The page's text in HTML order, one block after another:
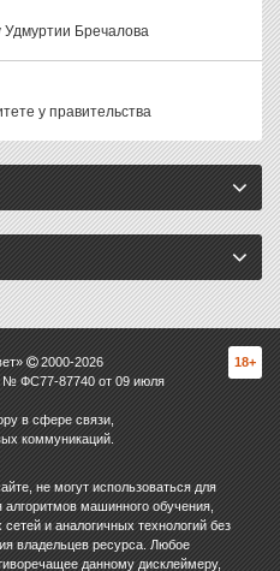
Удмуртии Бречалова
у правительства
2000-2026
№ ФС77-87740 от 09 июля
в сфере связи,
коммуникаций.
18+
не могут использоваться для
машинного обучения,
и аналогичных технологий без
владельцев ресурса. Любое
данному дисклеймеру,